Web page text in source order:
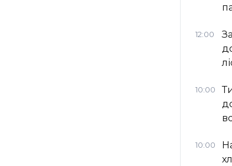
12:00
10:00
10:00